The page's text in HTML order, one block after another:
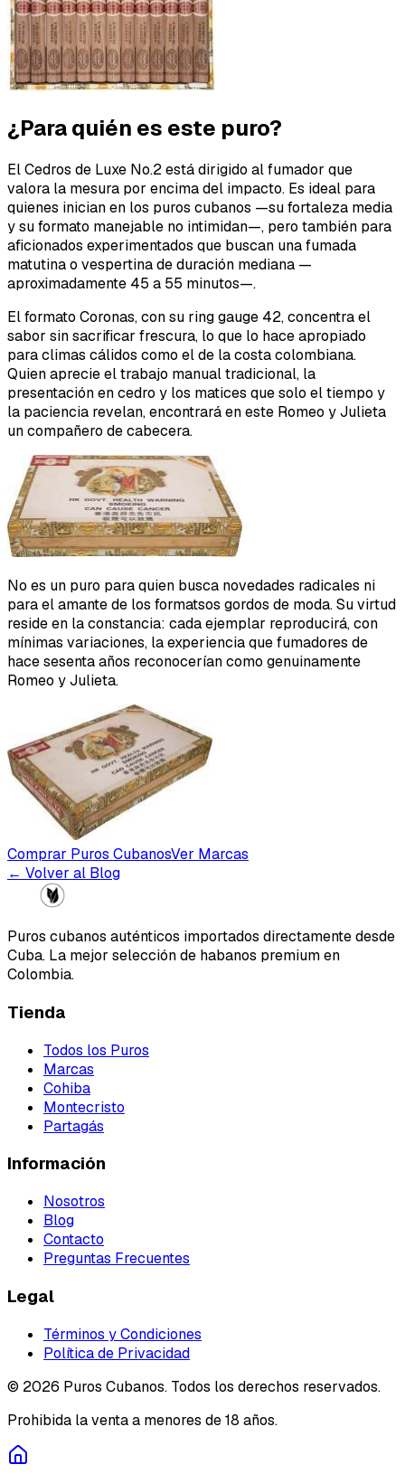
¿Para quién es este puro?
El Cedros de Luxe No.2 está dirigido al fumador que
valora la mesura por encima del impacto. Es ideal para
quienes inician en los puros cubanos —su fortaleza media
y su formato manejable no intimidan—, pero también para
aficionados experimentados que buscan una fumada
matutina o vespertina de duración mediana —
aproximadamente 45 a 55 minutos—.
El formato Coronas, con su ring gauge 42, concentra el
sabor sin sacrificar frescura, lo que lo hace apropiado
para climas cálidos como el de la costa colombiana.
Quien aprecie el trabajo manual tradicional, la
presentación en cedro y los matices que solo el tiempo y
la paciencia revelan, encontrará en este Romeo y Julieta
un compañero de cabecera.
No es un puro para quien busca novedades radicales ni
para el amante de los formatsos gordos de moda. Su virtud
reside en la constancia: cada ejemplar reproducirá, con
mínimas variaciones, la experiencia que fumadores de
hace sesenta años reconocerían como genuinamente
Romeo y Julieta.
Comprar Puros CubanosVer Marcas
← Volver al Blog
Puros cubanos auténticos importados directamente desde
Cuba. La mejor selección de habanos premium en
Colombia.
Tienda
Todos los Puros
Marcas
Cohiba
Montecristo
Partagás
Información
Nosotros
Blog
Contacto
Preguntas Frecuentes
Legal
Términos y Condiciones
Política de Privacidad
© 2026 Puros Cubanos. Todos los derechos reservados.
Prohibida la venta a menores de 18 años.